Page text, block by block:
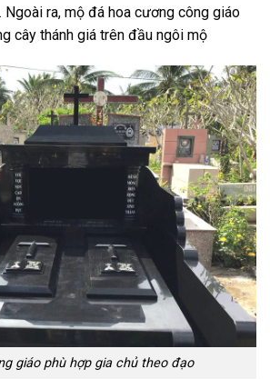
ra, mộ đá hoa cương công giáo
cây thánh giá trên đầu ngôi mộ
giáo phù hợp gia chủ theo đạo